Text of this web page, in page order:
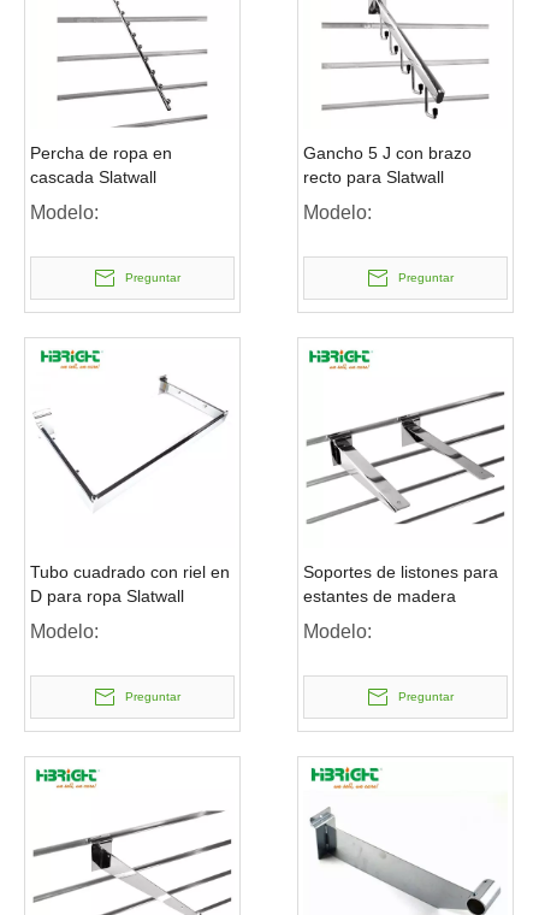
Percha de ropa en
cascada Slatwall
Modelo:
Preguntar
Gancho 5 J con brazo
recto para Slatwall
Modelo:
Preguntar
Tubo cuadrado con riel en
D para ropa Slatwall
Modelo:
Preguntar
Soportes de listones para
estantes de madera
Modelo:
Preguntar